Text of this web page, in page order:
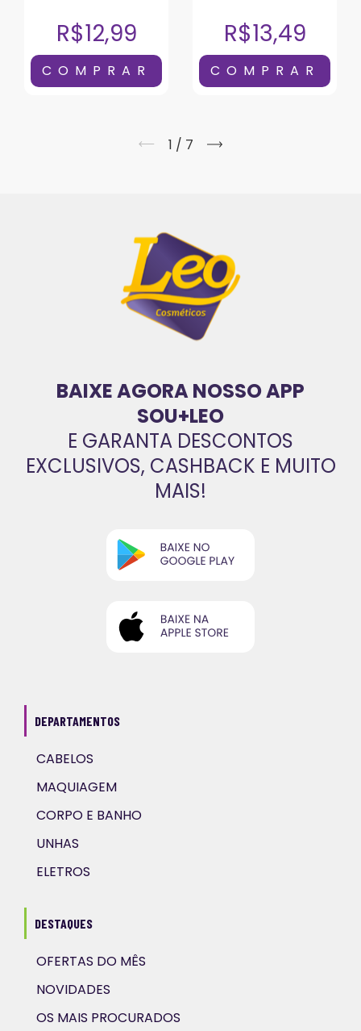
R$12,99 R$13,49
1 / 7
BAIXE AGORA NOSSO APP
SOU+LEO
E GARANTA DESCONTOS
EXCLUSIVOS, CASHBACK E MUITO
MAIS!
DEPARTAMENTOS
CABELOS
MAQUIAGEM
CORPO E BANHO
UNHAS
ELETROS
DESTAQUES
OFERTAS DO MÊS
NOVIDADES
OS MAIS PROCURADOS